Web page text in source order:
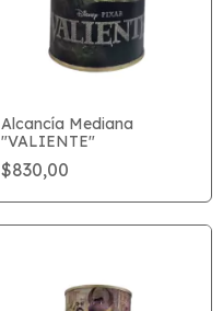
Alcancía Mediana
"VALIENTE"
$830,00